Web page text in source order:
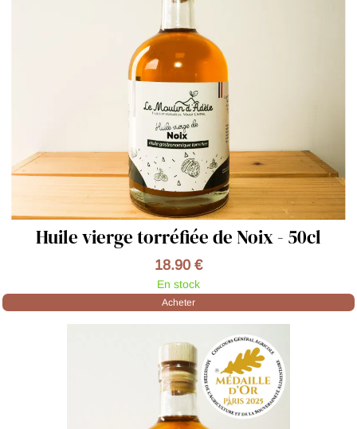
Huile vierge torréfiée de Noix - 50cl
18.90 €
En stock
Acheter